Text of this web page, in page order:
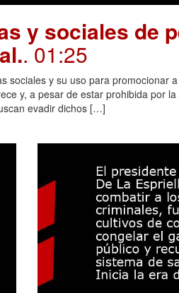
y sociales de
. 01:25
sociales y su uso para promocionar
y, a pesar de estar prohibida por
evadir dichos […]